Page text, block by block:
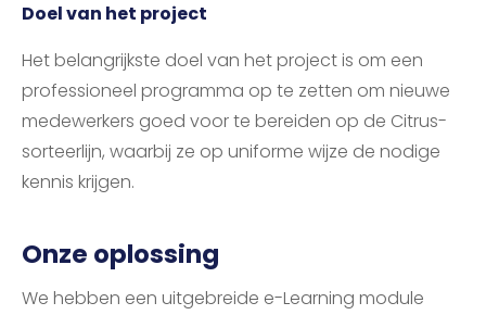
Doel van het project
Het belangrijkste doel van het project is om een
professioneel programma op te zetten om nieuwe
medewerkers goed voor te bereiden op de Citrus-
sorteerlijn, waarbij ze op uniforme wijze de nodige
kennis krijgen.
Onze oplossing
We hebben een uitgebreide e-Learning module